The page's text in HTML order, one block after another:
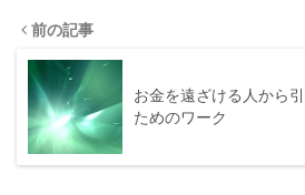
前の記事
お金を遠ざける人から
ためのワーク